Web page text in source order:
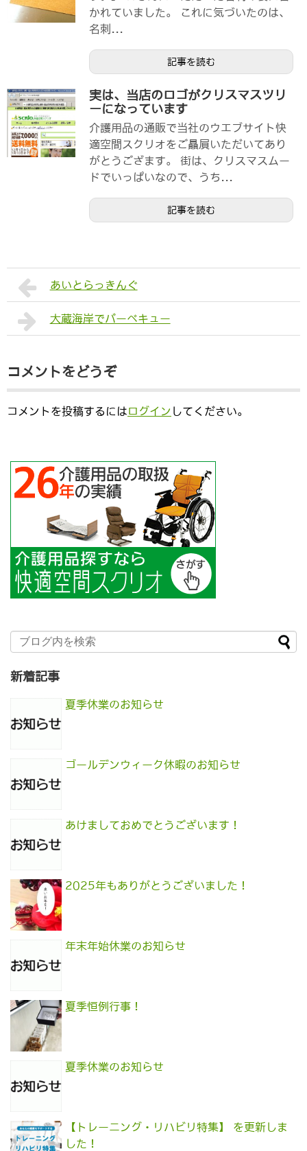
かれていました。 これに気づいたのは、
名刺...
記事を読む
実は、当店のロゴがクリスマスツリ
ーになっています
介護用品の通販で当社のウエブサイト快
適空間スクリオをご贔屓いただいてあり
がとうござます。 街は、クリスマスムー
ドでいっぱいなので、うち...
記事を読む
あいとらっきんぐ
大蔵海岸でバーベキュー
コメントをどうぞ
コメントを投稿するにはログイン してください。
新着記事
夏季休業のお知らせ
ゴールデンウィーク休暇のお知らせ
あけましておめでとうございます！
2025年もありがとうございました！
年末年始休業のお知らせ
夏季恒例行事！
夏季休業のお知らせ
【トレーニング・リハビリ特集】 を更新しま
した！